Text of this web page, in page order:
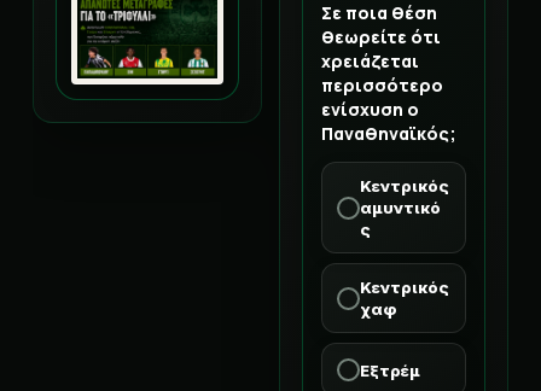
Σε ποια θέση
θεωρείτε ότι
χρειάζεται
περισσότερο
ενίσχυση ο
Παναθηναϊκός;
Κεντρικός
αμυντικό
ς
Κεντρικός
χαφ
Εξτρέμ